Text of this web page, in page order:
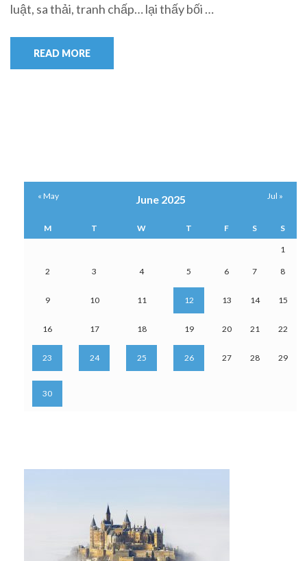
luật, sa thải, tranh chấp… lại thấy bối …
READ MORE
June 2025
M T W T F S S
1
2 3 4 5 6 7 8
9 10 11 12 13 14 15
16 17 18 19 20 21 22
23 24 25 26 27 28 29
30
« May Jul »